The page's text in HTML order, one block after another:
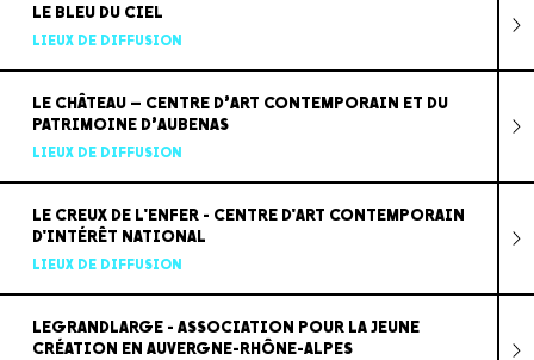
LE BLEU DU CIEL
LIEUX DE DIFFUSION
LE CHÂTEAU – CENTRE D’ART CONTEMPORAIN ET DU
PATRIMOINE D’AUBENAS
LIEUX DE DIFFUSION
LE CREUX DE L'ENFER - CENTRE D'ART CONTEMPORAIN
D'INTÉRÊT NATIONAL
LIEUX DE DIFFUSION
LEGRANDLARGE - ASSOCIATION POUR LA JEUNE
CRÉATION EN AUVERGNE-RHÔNE-ALPES